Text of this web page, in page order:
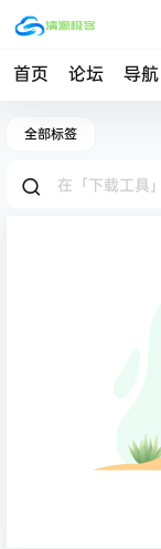
首页 论坛 导航
全部标签